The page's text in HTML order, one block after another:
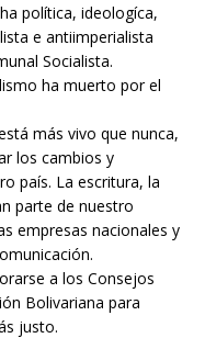
política, ideologíca,
e antiimperialista
Socialista.
ha muerto por el
más vivo que nunca,
los cambios y
país. La escritura, la
parte de nuestro
empresas nacionales y
a los Consejos
Bolivariana para
justo.